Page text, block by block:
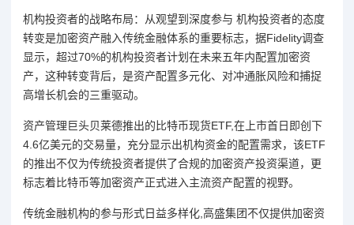
机构投资者的战略布局：从观望到深度参与 机构投资者的态度
转变是加密资产融入传统金融体系的重要标志，据Fidelity调查
显示，超过70%的机构投资者计划在未来五年内配置加密资
产，这种转变背后，是资产配置多元化、对冲通胀风险和捕捉
高增长机会的三重驱动。
资产管理巨头贝莱德推出的比特币现货ETF,在上市首日即创下
4.6亿美元的交易量，充分显示出机构资金的配置需求，该ETF
的推出不仅为传统投资者提供了合规的加密资产投资渠道，更
标志着比特币等加密资产正式进入主流资产配置的视野。
传统金融机构的参与形式日益多样化,高盛集团不仅提供加密资